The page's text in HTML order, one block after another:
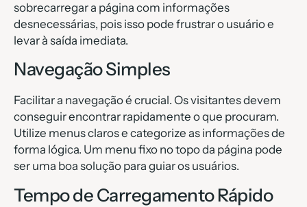
sobrecarregar a página com informações
desnecessárias, pois isso pode frustrar o usuário e
levar à saída imediata.
Navegação Simples
Facilitar a navegação é crucial. Os visitantes devem
conseguir encontrar rapidamente o que procuram.
Utilize menus claros e categorize as informações de
forma lógica. Um menu fixo no topo da página pode
ser uma boa solução para guiar os usuários.
Tempo de Carregamento Rápido